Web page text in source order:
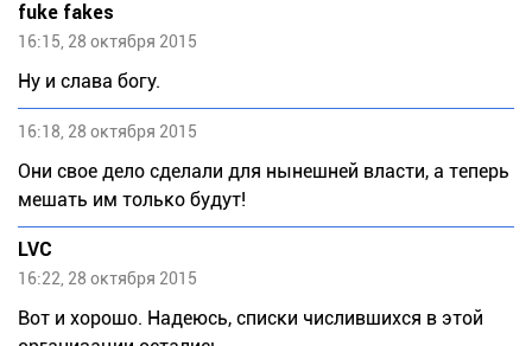
fuke fakes
16:15, 28 октября 2015
Ну и слава богу.
16:18, 28 октября 2015
Они свое дело сделали для нынешней власти, а теперь
мешать им только будут!
LVC
16:22, 28 октября 2015
Вот и хорошо. Надеюсь, списки числившихся в этой